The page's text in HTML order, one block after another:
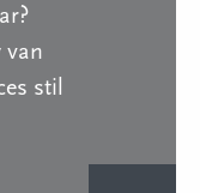
van
stil